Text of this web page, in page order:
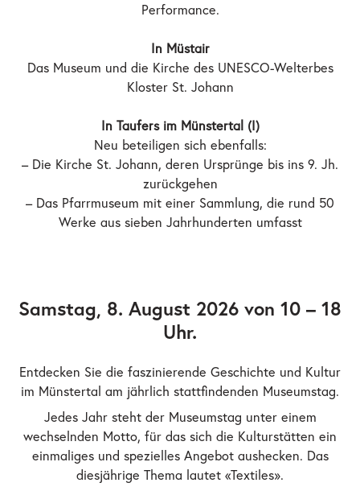
Performance.
In Müstair
Das Museum und die Kirche des UNESCO-Welterbes
Kloster St. Johann
In Taufers im Münstertal (I)
Neu beteiligen sich ebenfalls:
– Die Kirche St. Johann, deren Ursprünge bis ins 9. Jh.
zurückgehen
– Das Pfarrmuseum mit einer Sammlung, die rund 50
Werke aus sieben Jahrhunderten umfasst
Samstag, 8. August 2026 von 10 – 18
Uhr.
Entdecken Sie die faszinierende Geschichte und Kultur
im Münstertal am jährlich stattfindenden Museumstag.
Jedes Jahr steht der Museumstag unter einem
wechselnden Motto, für das sich die Kulturstätten ein
einmaliges und spezielles Angebot aushecken. Das
diesjährige Thema lautet «Textiles».